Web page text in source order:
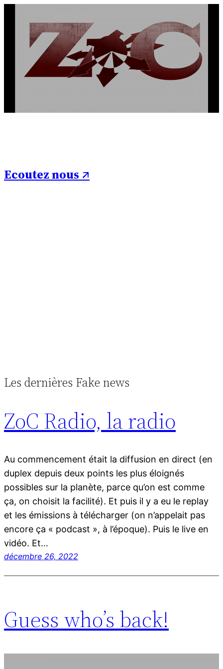
Ecoutez nous ↗
Les dernières Fake news
ZoC Radio, la radio
Au commencement était la diffusion en direct (en
duplex depuis deux points les plus éloignés
possibles sur la planète, parce qu’on est comme
ça, on choisit la facilité). Et puis il y a eu le replay
et les émissions à télécharger (on n’appelait pas
encore ça « podcast », à l’époque). Puis le live en
vidéo. Et…
décembre 26, 2022
Guess who’s back!